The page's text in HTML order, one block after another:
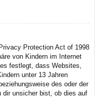
Protection Act of 1998
von Kindern im Internet
festlegt, dass Websites,
unter 13 Jahren
des oder der
dir unsicher bist, ob dies auf